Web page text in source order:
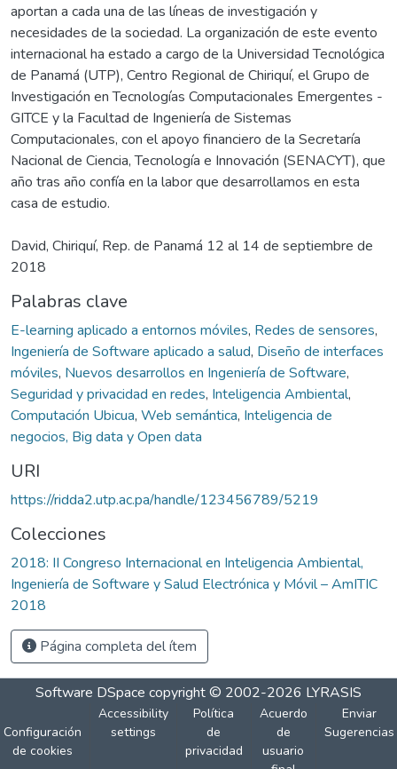
aportan a cada una de las líneas de investigación y
necesidades de la sociedad. La organización de este evento
internacional ha estado a cargo de la Universidad Tecnológica
de Panamá (UTP), Centro Regional de Chiriquí, el Grupo de
Investigación en Tecnologías Computacionales Emergentes -
GITCE y la Facultad de Ingeniería de Sistemas
Computacionales, con el apoyo financiero de la Secretaría
Nacional de Ciencia, Tecnología e Innovación (SENACYT), que
año tras año confía en la labor que desarrollamos en esta
casa de estudio.
David, Chiriquí, Rep. de Panamá 12 al 14 de septiembre de
2018
Palabras clave
E-learning aplicado a entornos móviles, Redes de sensores,
Ingeniería de Software aplicado a salud, Diseño de interfaces
móviles, Nuevos desarrollos en Ingeniería de Software,
Seguridad y privacidad en redes, Inteligencia Ambiental,
Computación Ubicua, Web semántica, Inteligencia de
negocios, Big data y Open data
URI
https://ridda2.utp.ac.pa/handle/123456789/5219
Colecciones
2018: II Congreso Internacional en Inteligencia Ambiental,
Ingeniería de Software y Salud Electrónica y Móvil – AmITIC
2018
Página completa del ítem
Software DSpace copyright © 2002-2026 LYRASIS
Configuración
de cookies
Accessibility
settings
Política
de
privacidad
Acuerdo
de
usuario
Enviar
Sugerencias